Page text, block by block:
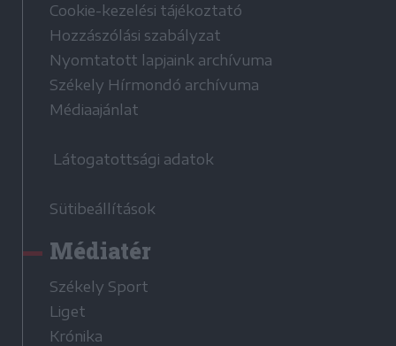
Cookie-kezelési tájékoztató
Hozzászólási szabályzat
Nyomtatott lapjaink archívuma
Székely Hírmondó archívuma
Médiaajánlat
Látogatottsági adatok
Sütibeállítások
Médiatér
Székely Sport
Liget
Krónika